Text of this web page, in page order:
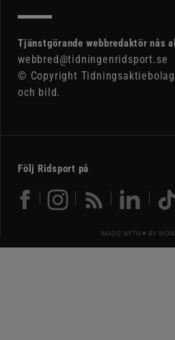
Tjänstgörande webbredaktör nås
webbred@tidningenridsport.se
© Copyright
och bild.
Följ Ridsport på
MADE WITH ♥ BY